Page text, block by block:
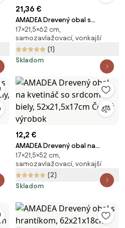
21,36 €
AMADEA Drevený obal s
hrantíkom, 62x21,5x17cm Český
výrobok
17×21,5×62 cm,
samozavlažovací, vonkajší
(1)
Skladom
12,2 €
AMADEA Drevený obal na
kvetináč so srdcom biely,
52x21,5x17cm Český výrobok
17×21,5×52 cm,
samozavlažovací, vonkajší
(2)
Skladom